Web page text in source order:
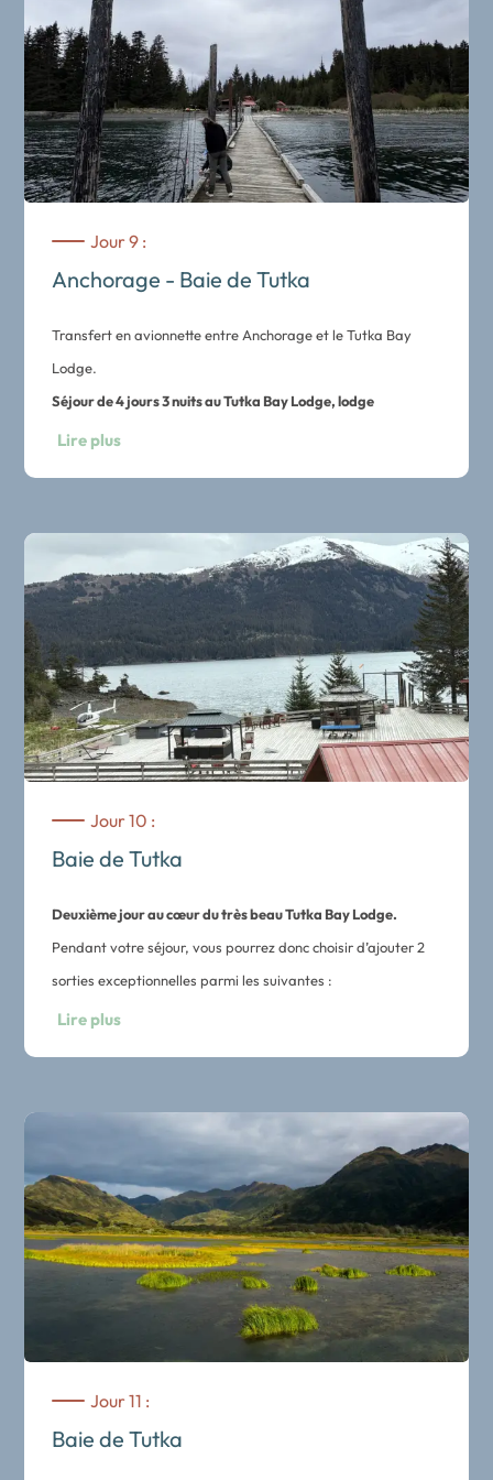
Jour 9 :
Anchorage - Baie de Tutka
Transfert en avionnette entre Anchorage et le Tutka Bay
Lodge.
Séjour de 4 jours 3 nuits au Tutka Bay Lodge, lodge
d’exception niché au cœur de la Baie de Tutka dans la
Vous serez accueillis dans une ambiance familiale par le
personnel qui vous donnera toutes les indications pour votre
séjour. Installation dans l’une des 5 cabines privées du lodge.
Déjeuner – découverte de la cuisine des chefs, qui mettent à
l’honneur les ingrédients locaux issus de la mer et de la
forêt.
En plus des sorties prévues, vous pourrez sur place profiter
des installations suivantes :
Baignade
Randonnée d’interprétation dans une forêt
Pêche depuis le ponton
Balade gustative dans la forêt
Vous pourrez également profiter des installations de bien-
être tel que les bains à remous en cèdre, ou bien participer à
un cours quotidien de yoga et/ou d’étirements.
avec attention. Les sorties sont organisées en petits
groupes, afin de préserver le caractère intimiste de chaque
journée.
Nuit au Tutka Bay Lodge.
Lire plus
Jour 10 :
Baie de Tutka
Deuxième jour au cœur du très beau Tutka Bay Lodge.
Pendant votre séjour, vous pourrez donc choisir d’ajouter 2
sorties exceptionnelles parmi les suivantes :
L’observation des ours. Vous serez transférés à
l’observation de l’ours brun d’Alaska. Vous irez au plus
près de ces animaux, dans le Parc national et la
réserve de Katmai. Plus de 2000 ours bruns (grizzli,
ours kodiak) y vivent, se nourrissant principalement
de saumons et de fruits de mer. Ce parc compte en
outre plus de 14 volcans en activités, et vous en
survolerez quelques-uns. Le panorama de couleurs
lors du survol vous surprendra.
mondiale du flétan, et est très réputée pour se sorties
en mer. Débutants ou experts. Vous partirez avec un
Lire plus
Jour 11 :
Baie de Tutka